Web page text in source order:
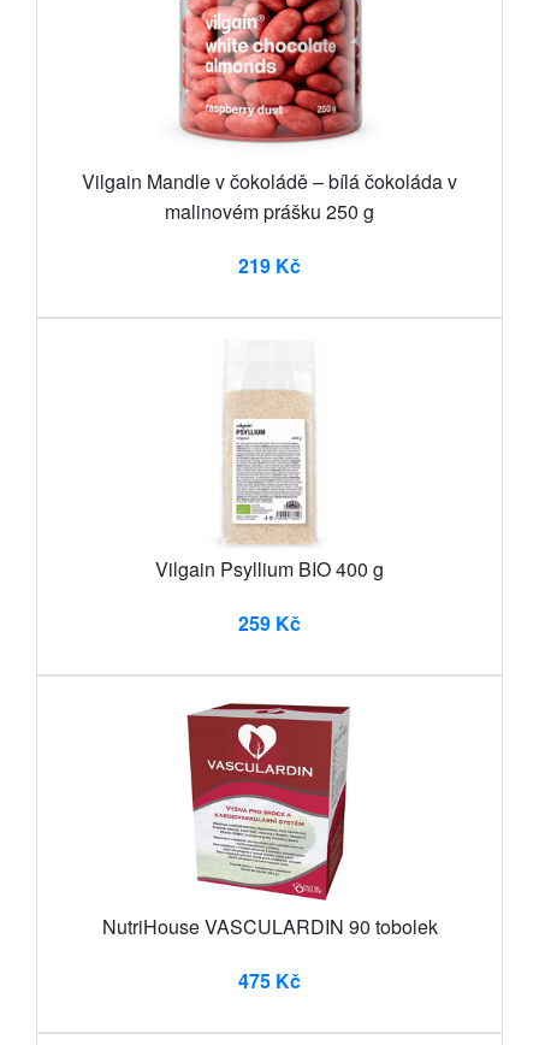
Vilgain Mandle v čokoládě – bílá čokoláda v
malinovém prášku 250 g
219 Kč
Vilgain Psyllium BIO 400 g
259 Kč
NutriHouse VASCULARDIN 90 tobolek
475 Kč